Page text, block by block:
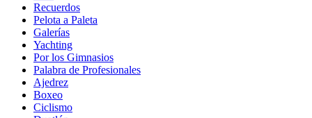
Recuerdos
Pelota a Paleta
Galerías
Yachting
Por los Gimnasios
Palabra de Profesionales
Ajedrez
Boxeo
Ciclismo